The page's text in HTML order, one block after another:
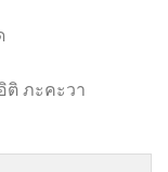
ติ ภะคะวา